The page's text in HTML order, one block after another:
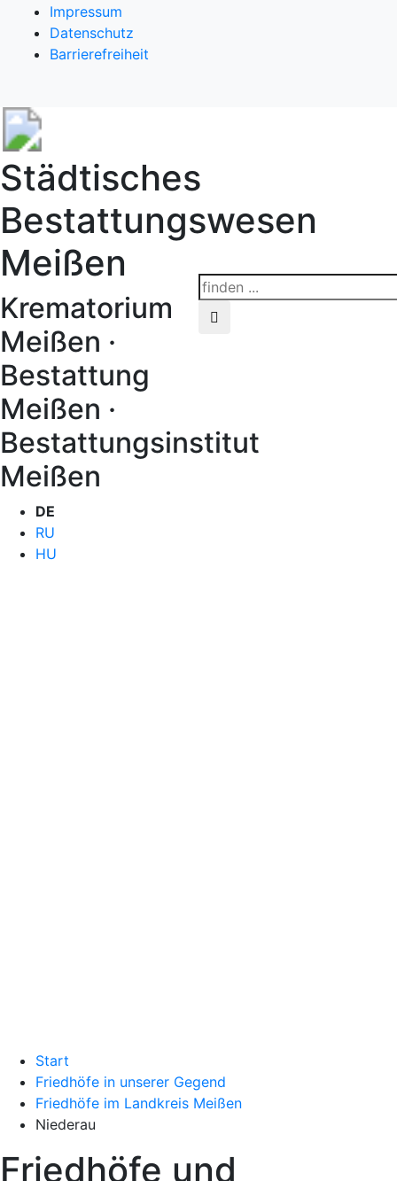
Impressum
Datenschutz
Barrierefreiheit
Städtisches
Bestattungswesen
Meißen
Krematorium
Meißen ·
Bestattung
Meißen ·
Bestattungsinstitut
Meißen
DE
RU
HU
Start
Friedhöfe in unserer Gegend
Friedhöfe im Landkreis Meißen
Niederau
Friedhöfe und